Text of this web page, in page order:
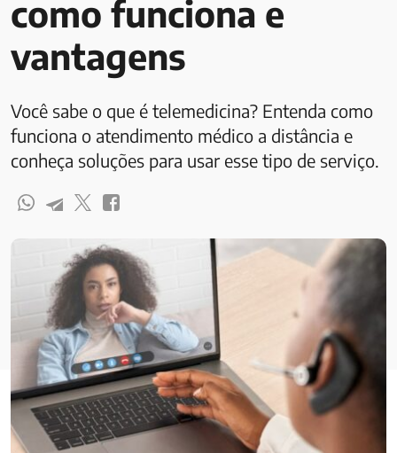
como funciona e
vantagens
Você sabe o que é telemedicina? Entenda como
funciona o atendimento médico a distância e
conheça soluções para usar esse tipo de serviço.